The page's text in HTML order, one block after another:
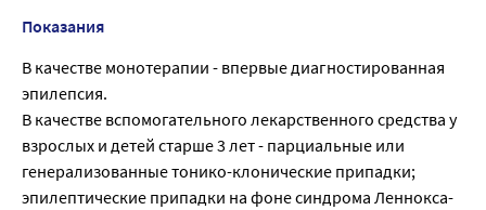
Показания
В качестве монотерапии - впервые диагностированная
эпилепсия.
В качестве вспомогательного лекарственного средства у
взрослых и детей старше 3 лет - парциальные или
генерализованные тонико-клонические припадки;
эпилептические припадки на фоне синдрома Леннокса-